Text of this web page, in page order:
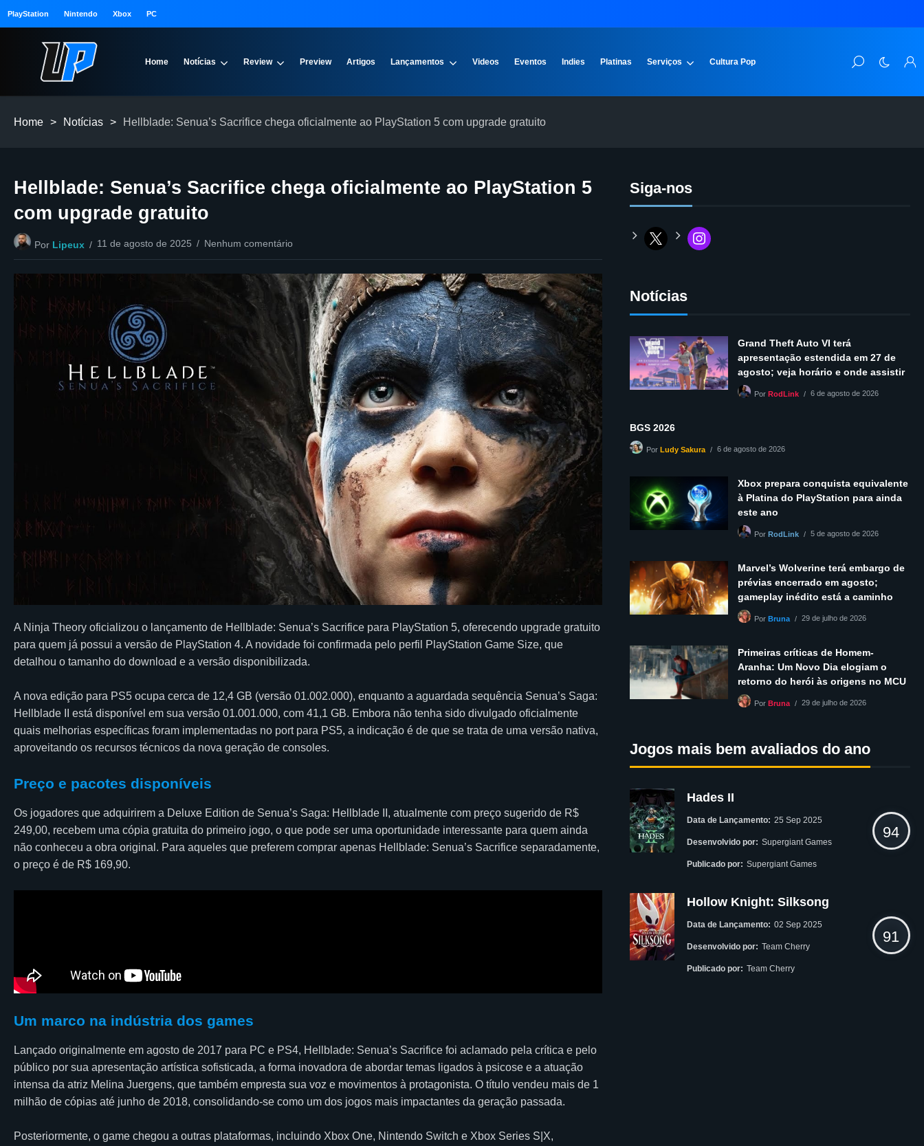
PlayStation Nintendo Xbox PC
Home Notícias Review Preview Artigos Lançamentos Videos Eventos Indies Platinas Serviços Cultura Pop
Home > Notícias > Hellblade: Senua’s Sacrifice chega oficialmente ao PlayStation 5 com upgrade gratuito
Hellblade: Senua’s Sacrifice chega oficialmente ao PlayStation 5
com upgrade gratuito
Por Lipeux 11 de agosto de 2025 Nenhum comentário
A Ninja Theory oficializou o lançamento de Hellblade: Senua’s Sacrifice para PlayStation 5, oferecendo upgrade gratuito
para quem já possui a versão de PlayStation 4. A novidade foi confirmada pelo perfil PlayStation Game Size, que
detalhou o tamanho do download e a versão disponibilizada.
A nova edição para PS5 ocupa cerca de 12,4 GB (versão 01.002.000), enquanto a aguardada sequência Senua’s Saga:
Hellblade II está disponível em sua versão 01.001.000, com 41,1 GB. Embora não tenha sido divulgado oficialmente
quais melhorias específicas foram implementadas no port para PS5, a indicação é de que se trata de uma versão nativa,
aproveitando os recursos técnicos da nova geração de consoles.
Preço e pacotes disponíveis
Os jogadores que adquirirem a Deluxe Edition de Senua’s Saga: Hellblade II, atualmente com preço sugerido de R$
249,00, recebem uma cópia gratuita do primeiro jogo, o que pode ser uma oportunidade interessante para quem ainda
não conheceu a obra original. Para aqueles que preferem comprar apenas Hellblade: Senua’s Sacrifice separadamente,
o preço é de R$ 169,90.
Um marco na indústria dos games
Lançado originalmente em agosto de 2017 para PC e PS4, Hellblade: Senua’s Sacrifice foi aclamado pela crítica e pelo
público por sua apresentação artística sofisticada, a forma inovadora de abordar temas ligados à psicose e a atuação
intensa da atriz Melina Juergens, que também empresta sua voz e movimentos à protagonista. O título vendeu mais de 1
milhão de cópias até junho de 2018, consolidando-se como um dos jogos mais impactantes da geração passada.
Posteriormente, o game chegou a outras plataformas, incluindo Xbox One, Nintendo Switch e Xbox Series S|X,
Siga-nos
Notícias
Grand Theft Auto VI terá
apresentação estendida em 27 de
agosto; veja horário e onde assistir
PorRodLink 6 de agosto de 2026
BGS 2026
PorLudy Sakura 6 de agosto de 2026
Xbox prepara conquista equivalente
à Platina do PlayStation para ainda
este ano
PorRodLink 5 de agosto de 2026
Marvel’s Wolverine terá embargo de
prévias encerrado em agosto;
gameplay inédito está a caminho
PorBruna 29 de julho de 2026
Primeiras críticas de Homem-
Aranha: Um Novo Dia elogiam o
retorno do herói às origens no MCU
PorBruna 29 de julho de 2026
Jogos mais bem avaliados do ano
Hades II
Data de Lançamento: 25 Sep 2025
Desenvolvido por: Supergiant Games
Publicado por: Supergiant Games
94
Hollow Knight: Silksong
Data de Lançamento: 02 Sep 2025
Desenvolvido por: Team Cherry
Publicado por: Team Cherry
91